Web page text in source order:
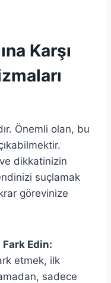
Karşı
Önemli olan, bu
dikkatinizin
suçlamak
görevinize
Fark Edin:
etmek, ilk
sadece